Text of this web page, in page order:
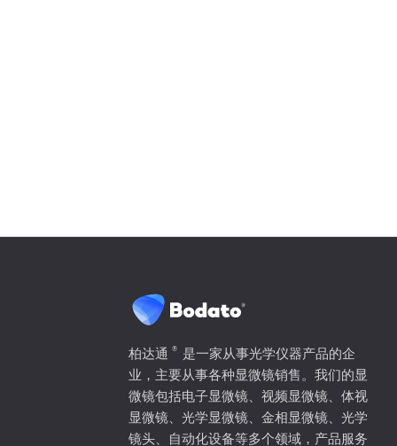
柏达通 ®
是一家从事光学仪器产品的企
业，主要从事各种显微镜销售。我们的显
微镜包括电子显微镜、视频显微镜、体视
显微镜、光学显微镜、金相显微镜、光学
镜头、自动化设备等多个领域，产品服务